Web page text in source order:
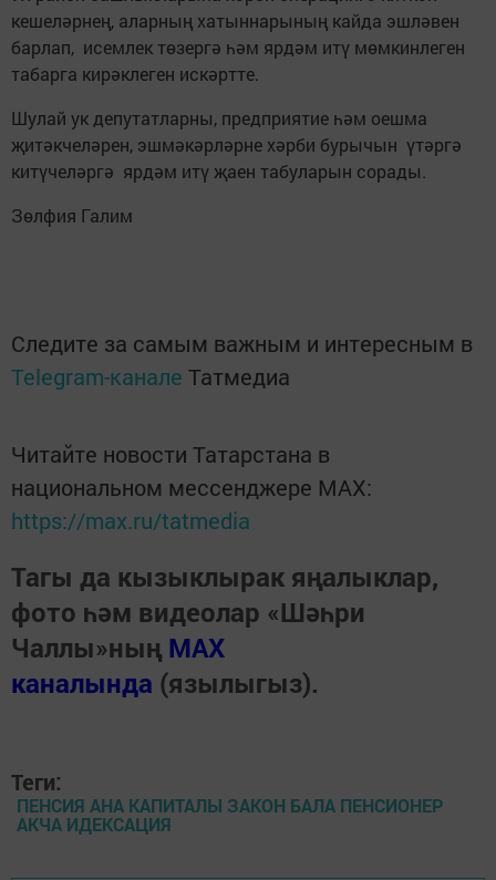
кешеләрнең, аларның хатыннарының кайда эшләвен
барлап, исемлек төзергә һәм ярдәм итү мөмкинлеген
табарга кирәклеген искәртте.
Шулай ук депутатларны, предприятие һәм оешма
җитәкчеләрен, эшмәкәрләрне хәрби бурычын үтәргә
китүчеләргә ярдәм итү җаен табуларын сорады.
Зөлфия Галим
Следите за самым важным и интересным в
Telegram-канале Татмедиа
Читайте новости Татарстана в
национальном мессенджере MАХ:
https://max.ru/tatmedia
Тагы да кызыклырак яңалыклар,
фото һәм видеолар «Шәһри
Чаллы»ның MAX
каналында (язылыгыз).
Теги:
ПЕНСИЯ АНА КАПИТАЛЫ ЗАКОН БАЛА ПЕНСИОНЕР
АКЧА ИДЕКСАЦИЯ